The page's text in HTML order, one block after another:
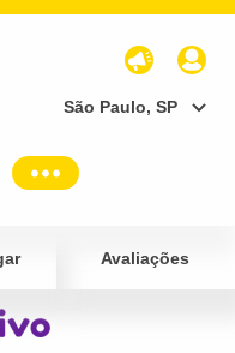
São Paulo, SP
Avaliações